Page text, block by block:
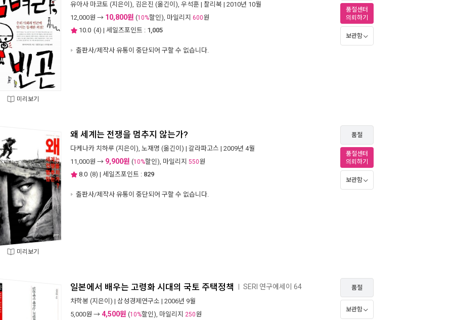
미리보기
유아사 마코토 (지은이), 김은진 (옮긴이), 우석훈 | 찰리북 | 2010년 10월
12,000원 → 10,800원 (10%할인), 마일리지 600원
10.0 (4) | 세일즈포인트 : 1,005
출판사/제작사 유통이 중단되어 구할 수 없습니다.
품절센터
의뢰하기
보관함
미리보기
왜 세계는 전쟁을 멈추지 않는가?
다케나카 치하루 (지은이), 노재명 (옮긴이) | 갈라파고스 | 2009년 4월
11,000원 → 9,900원 (10%할인), 마일리지 550원
8.0 (8) | 세일즈포인트 : 829
출판사/제작사 유통이 중단되어 구할 수 없습니다.
품절
품절센터
의뢰하기
보관함
일본에서 배우는 고령화 시대의 국토 주택정책 SERI 연구에세이 64
차학봉 (지은이) | 삼성경제연구소 | 2006년 9월
5,000원 → 4,500원 (10%할인), 마일리지 250원
품절
보관함